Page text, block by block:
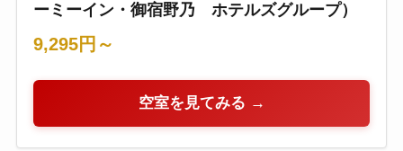
ーミーイン・御宿野乃 ホテルズグループ）
9,295円～
空室を見てみる →